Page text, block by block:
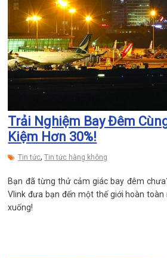
Trải Nghiệm Bay Đêm
Kiệm Hơn 30%!
Tin tức,Tin tức hàng không
Bạn đã từng thử cảm giác bay đêm
Vlink đưa bạn đến một thế giới hoàn
xuống!